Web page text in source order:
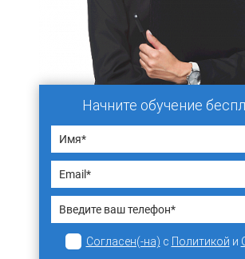
Начните обучение
Согласен(-на) с Политикой и